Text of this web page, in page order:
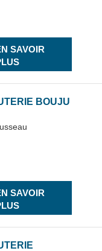
SAVOIR
BOUJU
SAVOIR